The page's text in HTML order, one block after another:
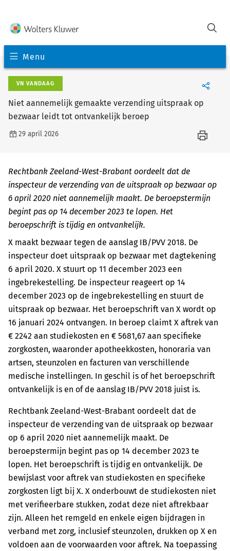
Menu
VN VANDAAG
Niet aannemelijk gemaakte verzending uitspraak op
bezwaar leidt tot ontvankelijk beroep
29 april 2026
Rechtbank Zeeland-West-Brabant oordeelt dat de
inspecteur de verzending van de uitspraak op bezwaar op
6 april 2020 niet aannemelijk maakt. De beroepstermijn
begint pas op 14 december 2023 te lopen. Het
beroepschrift is tijdig en ontvankelijk.
X maakt bezwaar tegen de aanslag IB/PVV 2018. De
inspecteur doet uitspraak op bezwaar met dagtekening
6 april 2020. X stuurt op 11 december 2023 een
ingebrekestelling. De inspecteur reageert op 14
december 2023 op de ingebrekestelling en stuurt de
uitspraak op bezwaar. Het beroepschrift van X wordt op
16 januari 2024 ontvangen. In beroep claimt X aftrek van
€ 2242 aan studiekosten en € 5681,67 aan specifieke
zorgkosten, waaronder apotheekkosten, honoraria van
artsen, steunzolen en facturen van verschillende
medische instellingen. In geschil is of het beroepschrift
ontvankelijk is en of de aanslag IB/PVV 2018 juist is.
Rechtbank Zeeland-West-Brabant oordeelt dat de
inspecteur de verzending van de uitspraak op bezwaar
op 6 april 2020 niet aannemelijk maakt. De
beroepstermijn begint pas op 14 december 2023 te
lopen. Het beroepschrift is tijdig en ontvankelijk. De
bewijslast voor aftrek van studiekosten en specifieke
zorgkosten ligt bij X. X onderbouwt de studiekosten niet
met verifieerbare stukken, zodat deze niet aftrekbaar
zijn. Alleen het remgeld en enkele eigen bijdragen in
verband met zorg, inclusief steunzolen, drukken op X en
voldoen aan de voorwaarden voor aftrek. Na toepassing